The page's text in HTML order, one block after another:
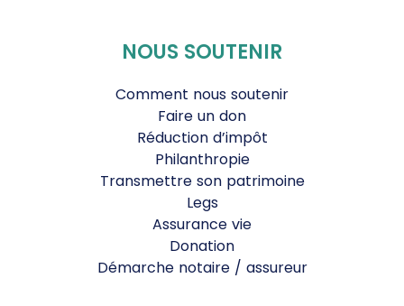
NOUS SOUTENIR
Comment nous soutenir
Faire un don
Réduction d’impôt
Philanthropie
Transmettre son patrimoine
Legs
Assurance vie
Donation
Démarche notaire / assureur